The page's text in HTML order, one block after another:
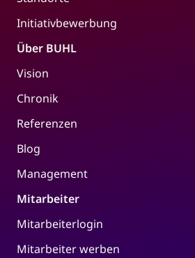
Initiativbewerbung
Über BUHL
Vision
Chronik
Referenzen
Blog
Management
Mitarbeiter
Mitarbeiterlogin
Mitarbeiter werben